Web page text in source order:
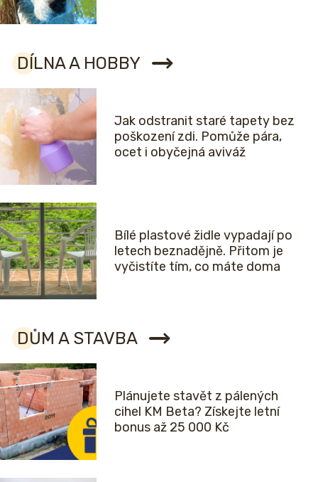
DÍLNA A HOBBY
Jak odstranit staré tapety bez
poškození zdi. Pomůže pára,
ocet i obyčejná aviváž
Bílé plastové židle vypadají po
letech beznadějně. Přitom je
vyčistíte tím, co máte doma
DŮM A STAVBA
Plánujete stavět z pálených
cihel KM Beta? Získejte letní
bonus až 25 000 Kč